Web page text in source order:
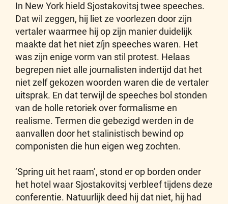
In New York hield Sjostakovitsj twee speeches.
Dat wil zeggen, hij liet ze voorlezen door zijn
vertaler waarmee hij op zijn manier duidelijk
maakte dat het niet zíjn speeches waren. Het
was zijn enige vorm van stil protest. Helaas
begrepen niet alle journalisten indertijd dat het
niet zelf gekozen woorden waren die de vertaler
uitsprak. En dat terwijl de speeches bol stonden
van de holle retoriek over formalisme en
realisme. Termen die gebezigd werden in de
aanvallen door het stalinistisch bewind op
componisten die hun eigen weg zochten.
‘Spring uit het raam’, stond er op borden onder
het hotel waar Sjostakovitsj verbleef tijdens deze
conferentie. Natuurlijk deed hij dat niet, hij had